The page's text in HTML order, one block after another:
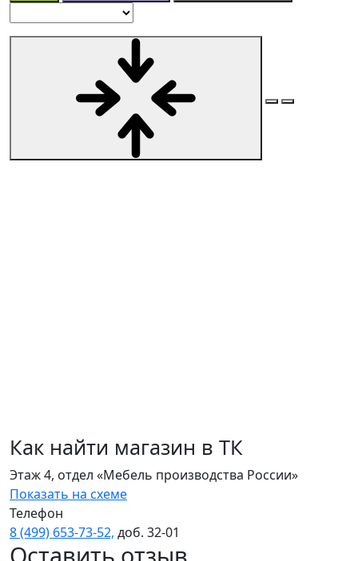
Как найти магазин в ТК
Этаж 4, отдел «Мебель производства России»
Показать на схеме
Телефон
8 (499) 653‑73‑52, доб. 32‑01
Оставить отзыв